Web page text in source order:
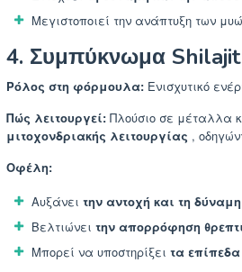
Μεγιστοποιεί την ανάπτυξη των
4. Συμπύκνωμα
Ρόλος στη φόρμουλα: Ενισχυτικό
Πώς λειτουργεί: Πλούσιο σε μέταλλα
μιτοχονδριακής λειτουργίας ,
Οφέλη:
Αυξάνει την αντοχή και τη
Βελτιώνει την απορρόφηση
Μπορεί να υποστηρίξει τα επίπεδα